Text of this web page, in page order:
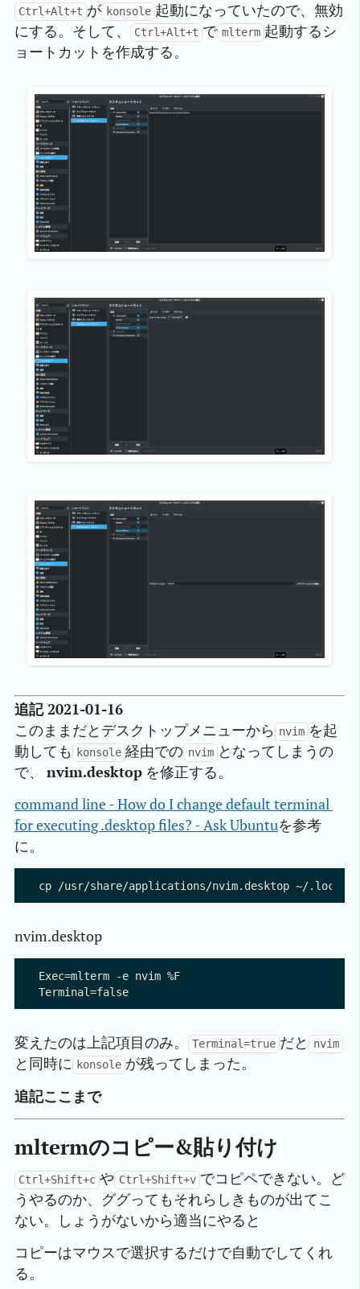
Ctrl+Alt+t が konsole 起動になっていたので、無効
にする。そして、
Ctrl+Alt+t で mlterm 起動するシ
ョートカットを作成する。
追記 2021-01-16
このままだとデスクトップメニューから nvim を起
動しても
konsole 経由での nvim となってしまうの
で、 nvim.desktop を修正する。
command line - How do I change default terminal
for executing .desktop files? - Ask Ubuntuを参考
に。
nvim.desktop
Exec=mlterm -e nvim %F
変えたのは上記項目のみ。 Terminal=true だと nvim
と同時に konsole が残ってしまった。
追記ここまで
mltermのコピー&貼り付け
Ctrl+Shift+c や Ctrl+Shift+v でコピペできない。ど
うやるのか、ググってもそれらしきものが出てこ
ない。しょうがないから適当にやると
コピーはマウスで選択するだけで自動でしてくれ
る。